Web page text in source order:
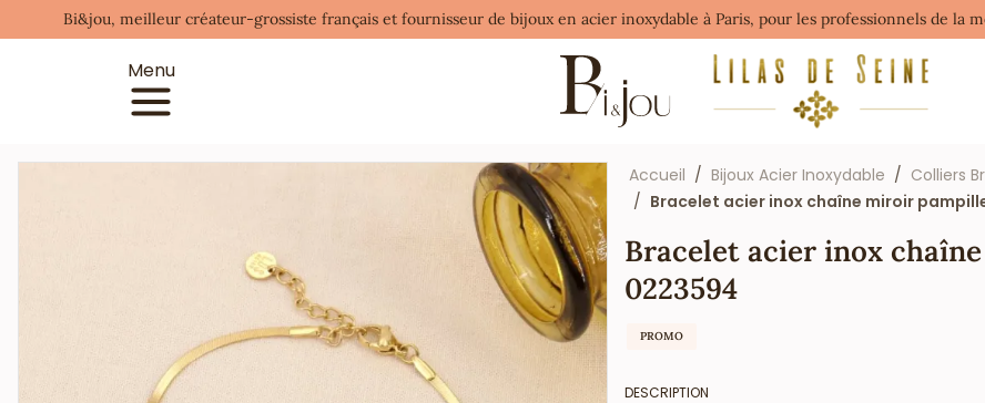
Bi&jou, meilleur créateur-grossiste français et fournisseur de bijoux en acier inoxydable à Paris, pour les professionnels de la
Menu
Accueil Bijoux Acier Inoxydable
Colliers
Bracelet acier inox chaîne miroir
Bracelet acier inox
0223594
PROMO
DESCRIPTION